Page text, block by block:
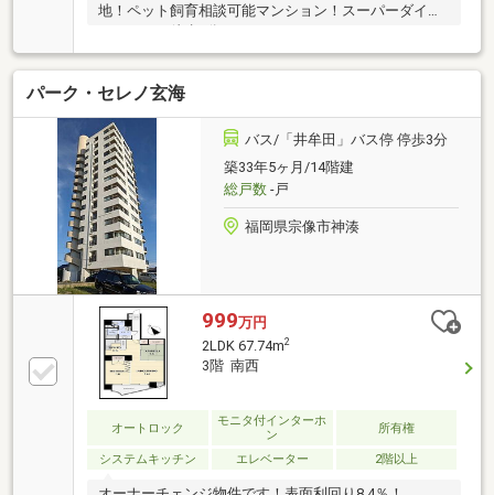
地！ペット飼育相談可能マンション！スーパーダイレ
ックスまで徒歩7分！
パーク・セレノ玄海
バス/「井牟田」バス停 停歩3分
築33年5ヶ月/14階建
総戸数-戸
福岡県宗像市神湊
999万円
2LDK 67.74m2
3階 南西
オートロック
モニタ付インターホ
ン
所有権
システムキッチン エレベーター 2階以上